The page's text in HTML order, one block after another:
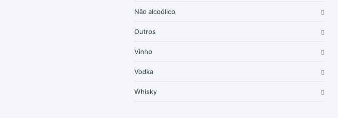
Não alcoólico
Outros
Vinho
Vodka
Whisky